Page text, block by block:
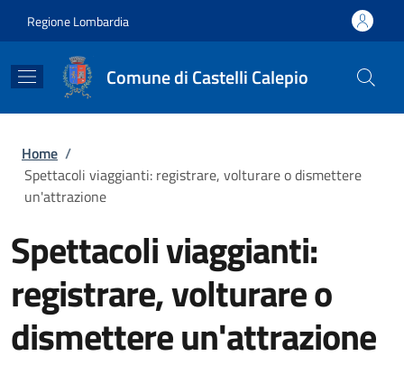
Regione Lombardia
Comune di Castelli Calepio
Briciole di pane
Home /
Spettacoli viaggianti: registrare, volturare o dismettere
un'attrazione
Spettacoli viaggianti:
registrare, volturare o
dismettere un'attrazione